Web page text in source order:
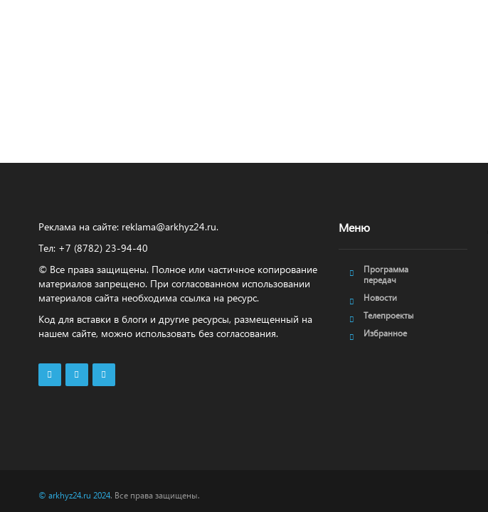
Реклама на сайте: reklama@arkhyz24.ru.
Тел: +7 (8782) 23‑94‑40
© Все права защищены. Полное или частичное копирование
материалов запрещено. При согласованном использовании
материалов сайта необходима ссылка на ресурс.
Код для вставки в блоги и другие ресурсы, размещенный на
нашем сайте, можно использовать без согласования.
Меню
Программа
передач
Новости
Телепроекты
Избранное
© arkhyz24.ru 2024. Все права защищены.